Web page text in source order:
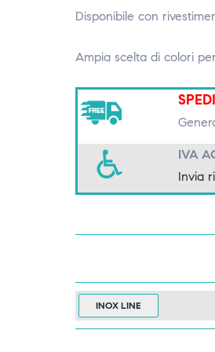
Disponibile con
Ampia scelta di colori
IVA
Invia
INOX LINE